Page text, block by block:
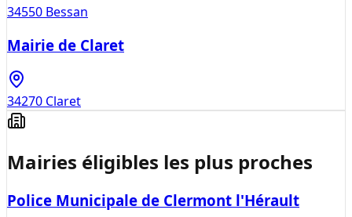
34550 Bessan
Mairie de Claret
34270 Claret
Mairies éligibles les plus proches
Police Municipale de Clermont l'Hérault